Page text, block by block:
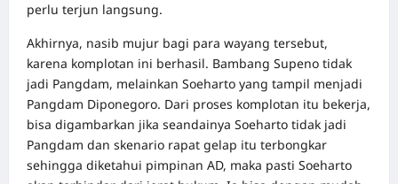
perlu terjun langsung.
Akhirnya, nasib mujur bagi para wayang tersebut,
karena komplotan ini berhasil. Bambang Supeno tidak
jadi Pangdam, melainkan Soeharto yang tampil menjadi
Pangdam Diponegoro. Dari proses komplotan itu bekerja,
bisa digambarkan jika seandainya Soeharto tidak jadi
Pangdam dan skenario rapat gelap itu terbongkar
sehingga diketahui pimpinan AD, maka pasti Soeharto